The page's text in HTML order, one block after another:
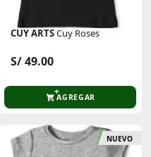
CUY ARTSCuy Roses
S/ 49.00
AGREGAR
NUEVO